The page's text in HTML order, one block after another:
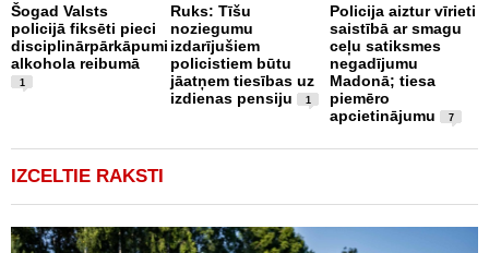
Šogad Valsts
policijā fiksēti pieci
disciplinārpārkāpumi
alkohola reibumā
1
Ruks: Tīšu
noziegumu
izdarījušiem
policistiem būtu
jāatņem tiesības uz
izdienas pensiju
1
Policija aiztur vīrieti
saistībā ar smagu
ceļu satiksmes
negadījumu
Madonā; tiesa
piemēro
apcietinājumu
7
IZCELTIE RAKSTI